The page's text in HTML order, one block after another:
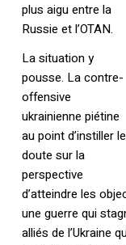
plus aigu entre la
Russie et l’OTAN.
La situation y
pousse. La contre-
offensive
ukrainienne piétine
au point d’instiller le
doute sur la
perspective
d’atteindre les
une guerre qui
alliés de l’Ukraine